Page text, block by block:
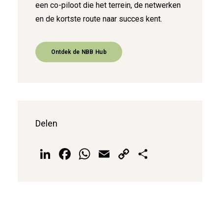
een co-piloot die het terrein, de netwerken
en de kortste route naar succes kent.
Ontdek de NBB Hub
Delen
LinkedIn
Facebook
WhatsApp
EmailCopy